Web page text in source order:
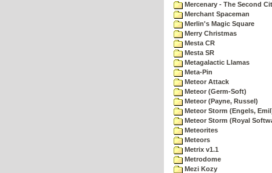
Mercenary - The Second
Merchant Spaceman
Merlin's Magic Square
Merry Christmas
Mesta CR
Mesta SR
Metagalactic Llamas
Meta-Pin
Meteor Attack
Meteor (Germ-Soft)
Meteor (Payne, Russel)
Meteor Storm (Engels,
Meteor Storm (Royal
Meteorites
Meteors
Metrix v1.1
Metrodome
Mezi Kozy